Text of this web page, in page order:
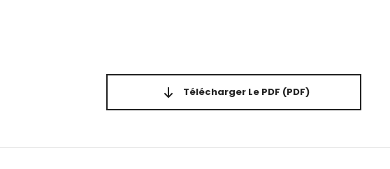
Télécharger Le PDF (PDF)